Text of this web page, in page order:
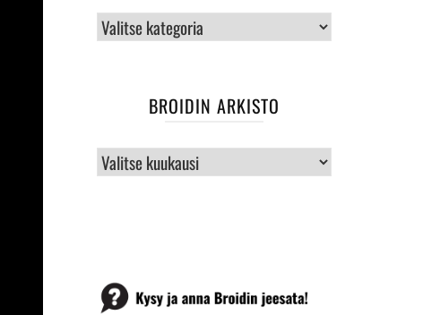
Kategoriat
BROIDIN ARKISTO
BROIDIN